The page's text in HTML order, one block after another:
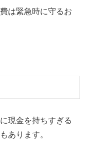
は緊急時に守るお
現金を持ちすぎる
あります。